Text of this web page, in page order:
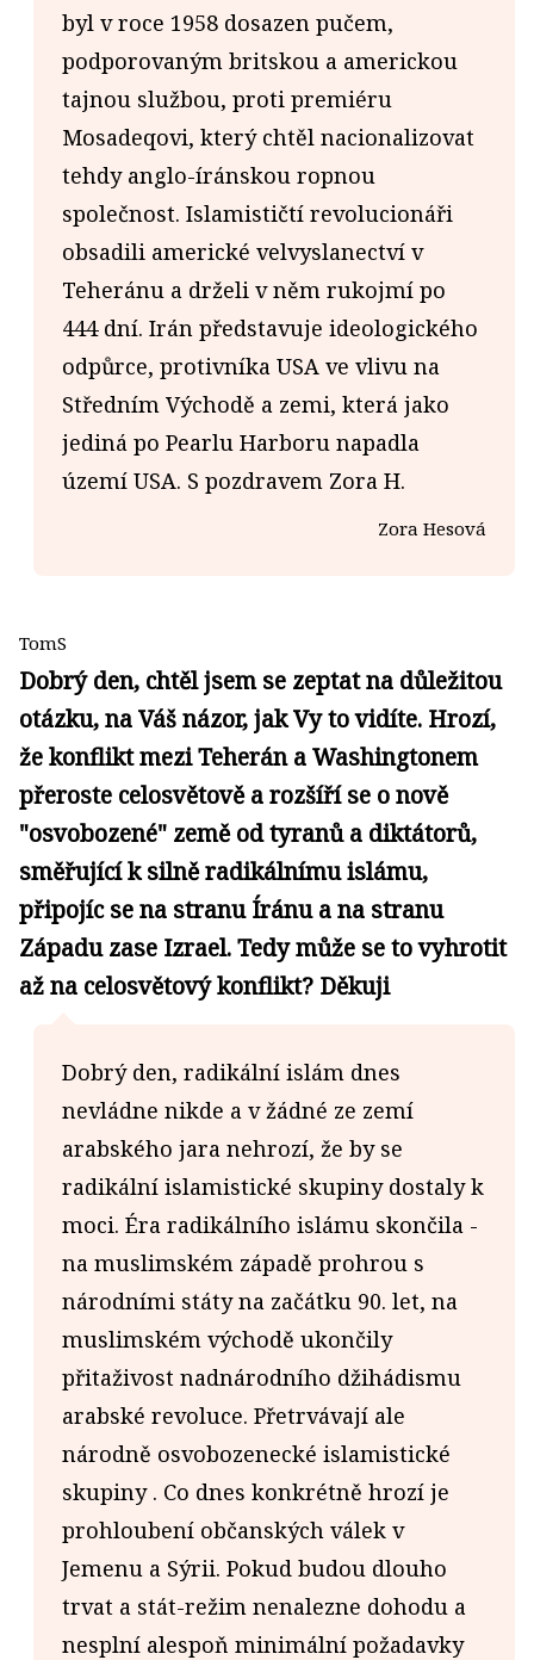
byl v roce 1958 dosazen pučem,
podporovaným britskou a americkou
tajnou službou, proti premiéru
Mosadeqovi, který chtěl nacionalizovat
tehdy anglo-íránskou ropnou
společnost. Islamističtí revolucionáři
obsadili americké velvyslanectví v
Teheránu a drželi v něm rukojmí po
444 dní. Irán představuje ideologického
odpůrce, protivníka USA ve vlivu na
Středním Východě a zemi, která jako
jediná po Pearlu Harboru napadla
území USA. S pozdravem Zora H.
Zora Hesová
TomS
Dobrý den, chtěl jsem se zeptat na důležitou
otázku, na Váš názor, jak Vy to vidíte. Hrozí,
že konflikt mezi Teherán a Washingtonem
přeroste celosvětově a rozšíří se o nově
"osvobozené" země od tyranů a diktátorů,
směřující k silně radikálnímu islámu,
připojíc se na stranu Íránu a na stranu
Západu zase Izrael. Tedy může se to vyhrotit
až na celosvětový konflikt? Děkuji
Dobrý den, radikální islám dnes
nevládne nikde a v žádné ze zemí
arabského jara nehrozí, že by se
radikální islamistické skupiny dostaly k
moci. Éra radikálního islámu skončila -
na muslimském západě prohrou s
národními státy na začátku 90. let, na
muslimském východě ukončily
přitaživost nadnárodního džihádismu
arabské revoluce. Přetrvávají ale
národně osvobozenecké islamistické
skupiny . Co dnes konkrétně hrozí je
prohloubení občanských válek v
Jemenu a Sýrii. Pokud budou dlouho
trvat a stát-režim nenalezne dohodu a
nesplní alespoň minimální požadavky